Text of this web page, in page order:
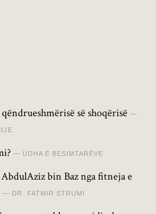
së shoqërisë
UDHA E BESIMTARËVE
bin Baz nga fitneja e
DR. FATMIR STRUMI